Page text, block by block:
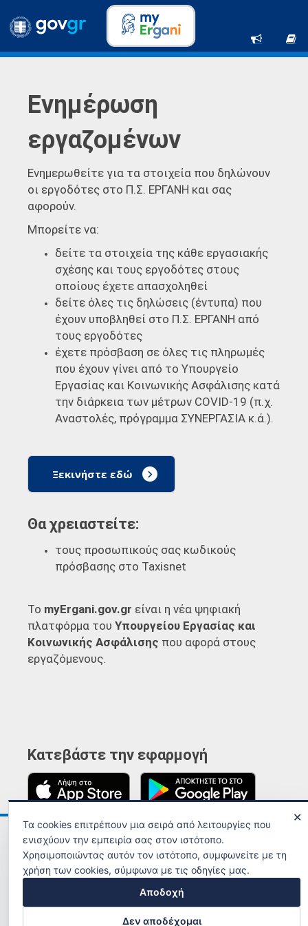
Ενημέρωση
εργαζομένων
Ενημερωθείτε για τα στοιχεία που δηλώνουν
οι εργοδότες στο Π.Σ. ΕΡΓΑΝΗ και σας
αφορούν.
Μπορείτε να:
δείτε τα στοιχεία της κάθε εργασιακής
σχέσης και τους εργοδότες στους
οποίους έχετε απασχοληθεί
δείτε όλες τις δηλώσεις (έντυπα) που
έχουν υποβληθεί στο Π.Σ. ΕΡΓΑΝΗ από
τους εργοδότες
έχετε πρόσβαση σε όλες τις πληρωμές
που έχουν γίνει από το Υπουργείο
Εργασίας και Κοινωνικής Ασφάλισης κατά
την διάρκεια των μέτρων COVID-19 (π.χ.
Αναστολές, πρόγραμμα ΣΥΝΕΡΓΑΣΙΑ κ.ά.).
Ξεκινήστε εδώ
Θα χρειαστείτε:
τους προσωπικούς σας κωδικούς
πρόσβασης στο Taxisnet
Το myErgani.gov.gr είναι η νέα ψηφιακή
πλατφόρμα του Υπουργείου Εργασίας και
Κοινωνικής Ασφάλισης που αφορά στους
εργαζόμενους.
Κατεβάστε την εφαρμογή
Ανακοινώσεις Όροι χρήσης
✕
Τα cookies επιτρέπουν μια σειρά από λειτουργίες που
ενισχύουν την εμπειρία σας στον ιστότοπο.
Χρησιμοποιώντας αυτόν τον ιστότοπο, συμφωνείτε με τη
χρήση των cookies, σύμφωνα με τις οδηγίες μας.
Αποδοχή
Δεν αποδέχομαι